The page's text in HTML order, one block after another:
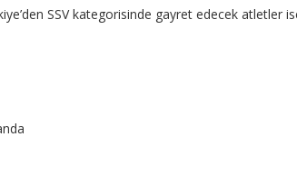
SSV kategorisinde gayret edecek atletler